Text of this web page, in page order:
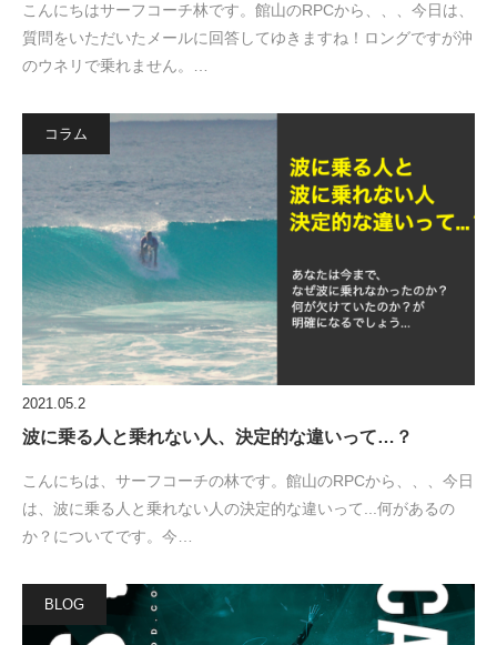
こんにちはサーフコーチ林です。館山のRPCから、、、今日は、
質問をいただいたメールに回答してゆきますね！ロングですが沖
のウネリで乗れません。…
コラム
2021.05.2
波に乗る人と乗れない人、決定的な違いって…？
こんにちは、サーフコーチの林です。館山のRPCから、、、今日
は、波に乗る人と乗れない人の決定的な違いって...何があるの
か？についてです。今…
BLOG